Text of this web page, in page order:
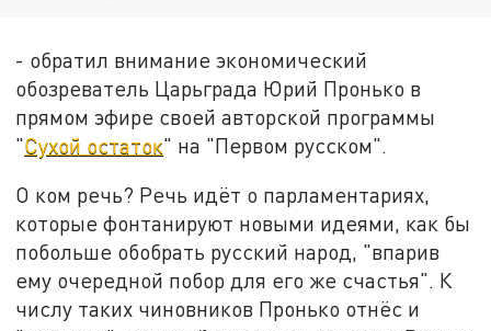
- обратил внимание экономический
обозреватель Царьграда Юрий Пронько в
прямом эфире своей авторской программы
"Сухой остаток" на "Первом русском".
О ком речь? Речь идёт о парламентариях,
которые фонтанируют новыми идеями, как бы
побольше обобрать русский народ, "впарив
ему очередной побор для его же счастья". К
числу таких чиновников Пронько отнёс и